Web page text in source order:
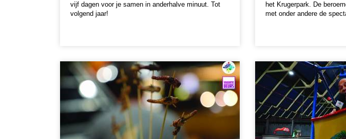
vijf dagen voor je samen in anderhalve minuut. Tot
volgend jaar!
het Krugerpark. De
met onder andere de